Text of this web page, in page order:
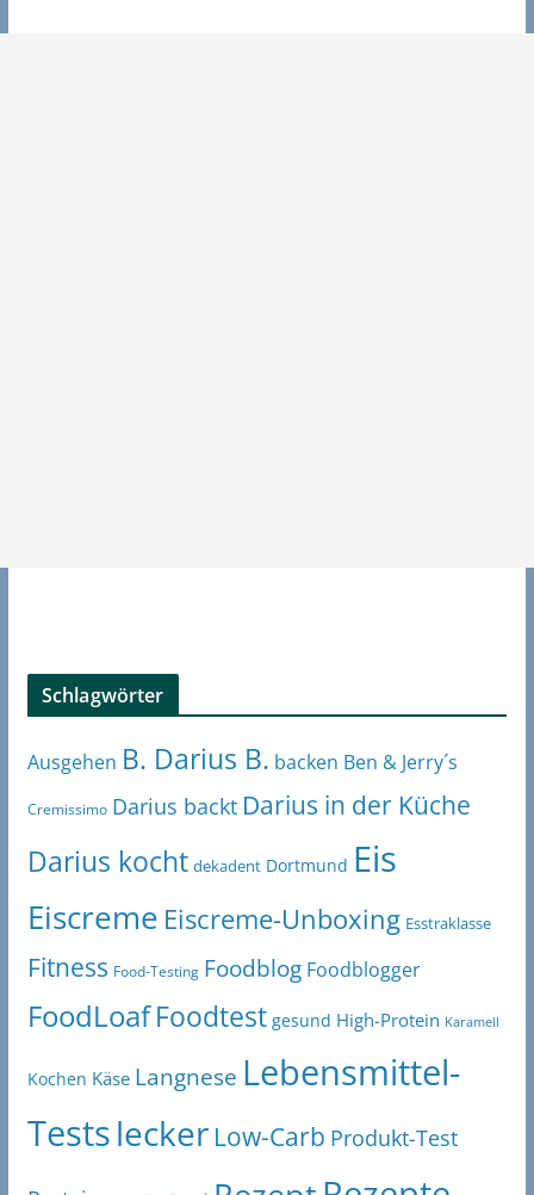
Schlagwörter
Ausgehen B. Darius B. backen Ben & Jerry´s
Cremissimo Darius backt Darius in der Küche
Darius kocht dekadent Dortmund Eis
Eiscreme Eiscreme-Unboxing Esstraklasse
Fitness Food-Testing Foodblog Foodblogger
FoodLoaf Foodtest gesund High-Protein Karamell
Kochen Käse Langnese Lebensmittel-
Testslecker Low-Carb Produkt-Test